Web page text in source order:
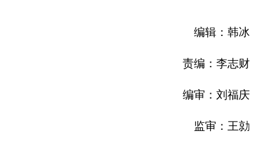
编辑：韩冰
责编：李志财
编审：刘福庆
监审：王勍